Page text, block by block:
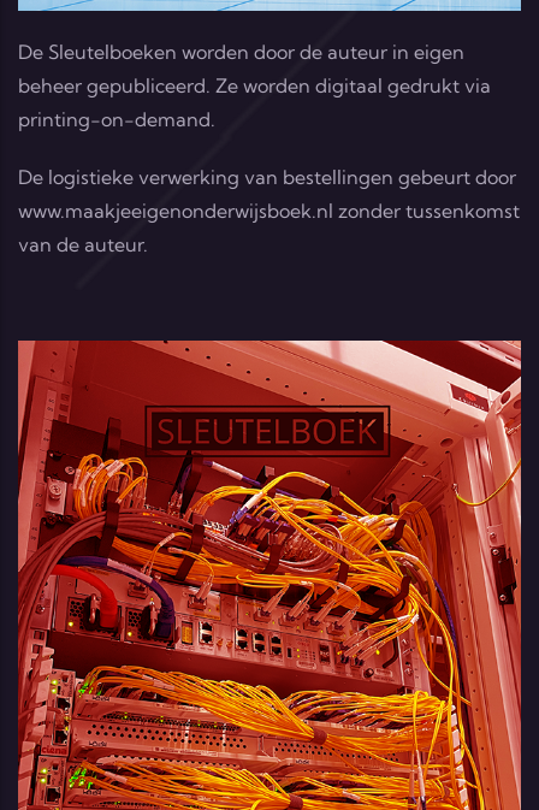
De Sleutelboeken worden door de auteur in eigen
beheer gepubliceerd. Ze worden digitaal gedrukt via
printing-on-demand.
De logistieke verwerking van bestellingen gebeurt door
www.maakjeeigenonderwijsboek.nl zonder tussenkomst
van de auteur.